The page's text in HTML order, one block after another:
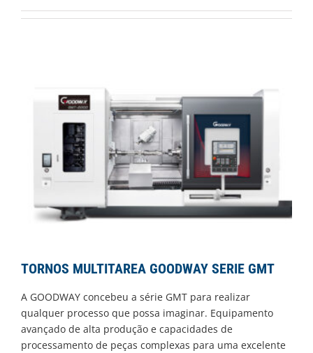
TORNOS MULTITAREA GOODWAY SERIE GMT
A GOODWAY concebeu a série GMT para realizar
qualquer processo que possa imaginar. Equipamento
avançado de alta produção e capacidades de
processamento de peças complexas para uma excelente